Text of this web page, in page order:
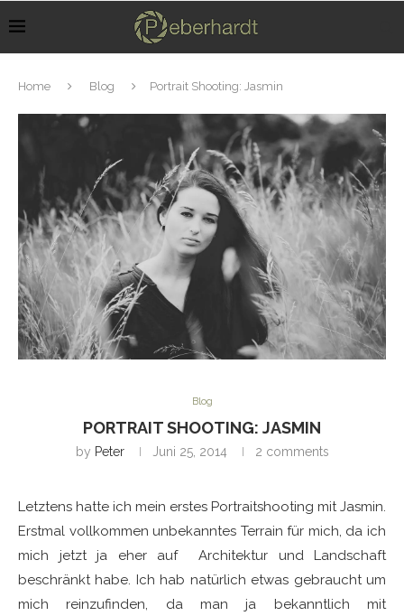
Home Blog Portrait Shooting: Jasmin
Blog
PORTRAIT SHOOTING: JASMIN
by Peter Juni 25, 2014 2 comments
Letztens hatte ich mein erstes Portraitshooting mit Jasmin.
Erstmal vollkommen unbekanntes Terrain für mich, da ich
mich jetzt ja eher auf Architektur und Landschaft
beschränkt habe. Ich hab natürlich etwas gebraucht um
mich reinzufinden, da man ja bekanntlich mit